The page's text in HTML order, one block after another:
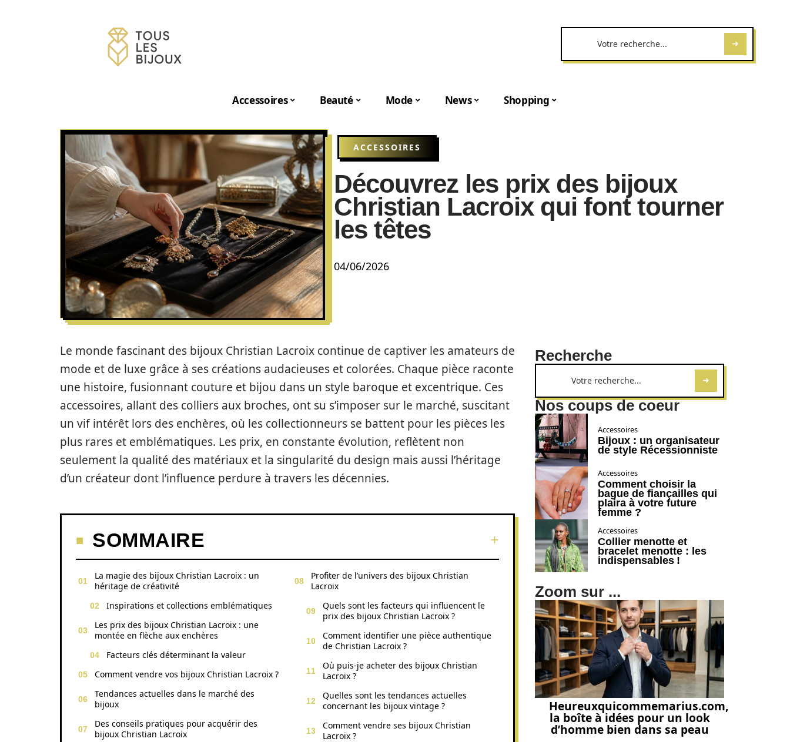
Accessoires Beauté Mode News Shopping
ACCESSOIRES
Découvrez les prix des bijoux
Christian Lacroix qui font tourner
les têtes
04/06/2026
Le monde fascinant des bijoux Christian Lacroix continue de captiver les amateurs de
mode et de luxe grâce à ses créations audacieuses et colorées. Chaque pièce raconte
une histoire, fusionnant couture et bijou dans un style baroque et excentrique. Ces
accessoires, allant des colliers aux broches, ont su s’imposer sur le marché, suscitant
un vif intérêt lors des enchères, où les collectionneurs se battent pour les pièces les
plus rares et emblématiques. Les prix, en constante évolution, reflètent non
seulement la qualité des matériaux et la singularité du design mais aussi l’héritage
d’un créateur dont l’influence perdure à travers les décennies.
SOMMAIRE
La magie des bijoux Christian Lacroix : un
héritage de créativité
Inspirations et collections emblématiques
Les prix des bijoux Christian Lacroix : une
montée en flèche aux enchères
Facteurs clés déterminant la valeur
Comment vendre vos bijoux Christian Lacroix ?
Tendances actuelles dans le marché des
bijoux
Des conseils pratiques pour acquérir des
bijoux Christian Lacroix
Profiter de l’univers des bijoux Christian
Lacroix
Quels sont les facteurs qui influencent le
prix des bijoux Christian Lacroix ?
Comment identifier une pièce authentique
de Christian Lacroix ?
Où puis-je acheter des bijoux Christian
Lacroix ?
Quelles sont les tendances actuelles
concernant les bijoux vintage ?
Comment vendre ses bijoux Christian
Lacroix ?
Recherche
Nos coups de coeur
Accessoires
Bijoux : un organisateur
de style Récessionniste
Accessoires
Comment choisir la
bague de fiançailles qui
plaira à votre future
femme ?
Accessoires
Collier menotte et
bracelet menotte : les
indispensables !
Zoom sur ...
Heureuxquicommemarius.com,
la boîte à idées pour un look
d’homme bien dans sa peau